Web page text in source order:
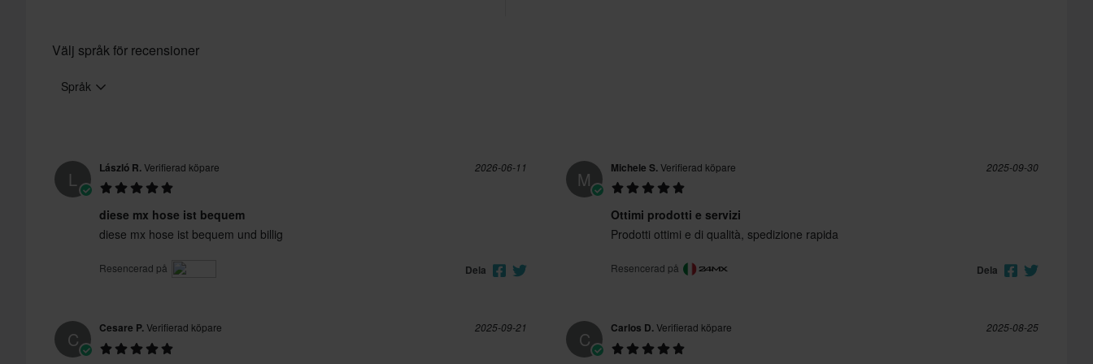
Välj språk för recensioner
Språk
L László R.Verifierad köpare 2026-06-11
diese mx hose ist bequem
diese mx hose ist bequem und billig
Resencerad på Dela
M Michele S.Verifierad köpare 2025-09-30
Ottimi prodotti e servizi
Prodotti ottimi e di qualità, spedizione rapida
Resencerad på Dela
C Cesare P.Verifierad köpare 2025-09-21
C Carlos D.Verifierad köpare 2025-08-25